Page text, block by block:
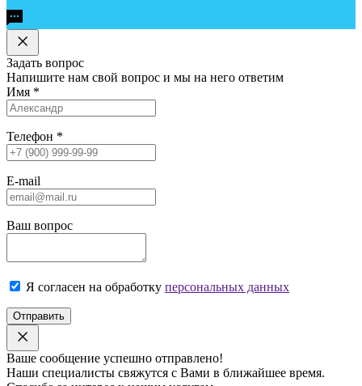
Задать вопрос
Напишите нам свой вопрос и мы на него ответим
Имя *
Телефон *
E-mail
Ваш вопрос
Я согласен на обработку персональных данных
Отправить
Ваше сообщение успешно отправлено!
Наши специалисты свяжутся с Вами в ближайшее время.